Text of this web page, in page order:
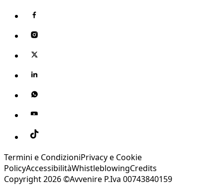
Termini e CondizioniPrivacy e Cookie
PolicyAccessibilitàWhistleblowingCredits
Copyright 2026 ©Avvenire P.Iva 00743840159